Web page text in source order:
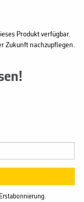
Produkt verfügbar.
Zukunft nachzupflegen.